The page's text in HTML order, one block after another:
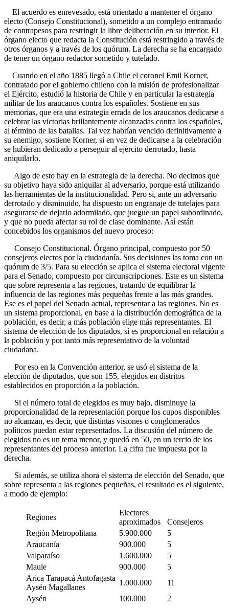
El acuerdo es enrevesado, está orientado a mantener el órgano
electo (Consejo Constitucional), sometido a un complejo entramado
de contrapesos para restringir la libre deliberación en su interior. El
órgano electo que redacta la Constitución está restringido a través de
otros órganos y a través de los quórum. La derecha se ha encargado
de tener un órgano redactor sometido y tutelado.
Cuando en el año 1885 llegó a Chile el coronel Emil Korner,
contratado por el gobierno chileno con la misión de profesionalizar
el Ejército, estudió la historia de Chile y en particular la estrategia
militar de los araucanos contra los españoles. Sostiene en sus
memorias, que era una estrategia errada de los araucanos dedicarse a
celebrar las victorias brillantemente alcanzadas contra los españoles,
al término de las batallas. Tal vez habrían vencido definitivamente a
su enemigo, sostiene Korner, si en vez de dedicarse a la celebración
se hubieran dedicado a perseguir al ejército derrotado, hasta
aniquilarlo.
Algo de esto hay en la estrategia de la derecha. No decimos que
su objetivo haya sido aniquilar al adversario, porque está utilizando
las herramientas de la institucionalidad. Pero si, ante un adversario
derrotado y disminuido, ha dispuesto un engranaje de tutelajes para
asegurarse de dejarlo adormilado, que juegue un papel subordinado,
y que no pueda afectar su rol de clase dominante. Así están
concebidos los organismos del nuevo proceso:
Consejo Constitucional. Órgano principal, compuesto por 50
consejeros electos por la ciudadanía. Sus decisiones las toma con un
quórum de 3/5. Para su elección se aplica el sistema electoral vigente
para el Senado, compuesto por circunscripciones. Este es un sistema
que sobre representa a las regiones, tratando de equilibrar la
influencia de las regiones más pequeñas frente a las más grandes.
Ese es el papel del Senado actual, representar a las regiones. No es
un sistema proporcional, en base a la distribución demográfica de la
población, es decir, a más población elige más representantes. El
sistema de elección de los diputados, sí es proporcional en relación a
la población y por tanto más representativo de la voluntad
ciudadana.
Por eso en la Convención anterior, se usó el sistema de la
elección de diputados, que son 155, elegidos en distritos
establecidos en proporción a la población.
Si el número total de elegidos es muy bajo, disminuye la
proporcionalidad de la representación porque los cupos disponibles
no alcanzan, es decir, que distintas visiones o conglomerados
políticos puedan estar representados. La discusión del número de
elegidos no es un tema menor, y quedó en 50, en un tercio de los
representantes del proceso anterior. La cifra fue impuesta por la
derecha.
Si además, se utiliza ahora el sistema de elección del Senado, que
sobre representa a las regiones pequeñas, el resultado es el siguiente,
a modo de ejemplo:
Regiones
Electores
aproximados
Consejeros
Región Metropolitana
5.900.000
5
Araucanía
900.000
5
Valparaíso
1.600.000
5
Maule
900.000
5
Arica Tarapacá Antofagasta
Aysén Magallanes
1.000.000
11
Aysén
100.000 2